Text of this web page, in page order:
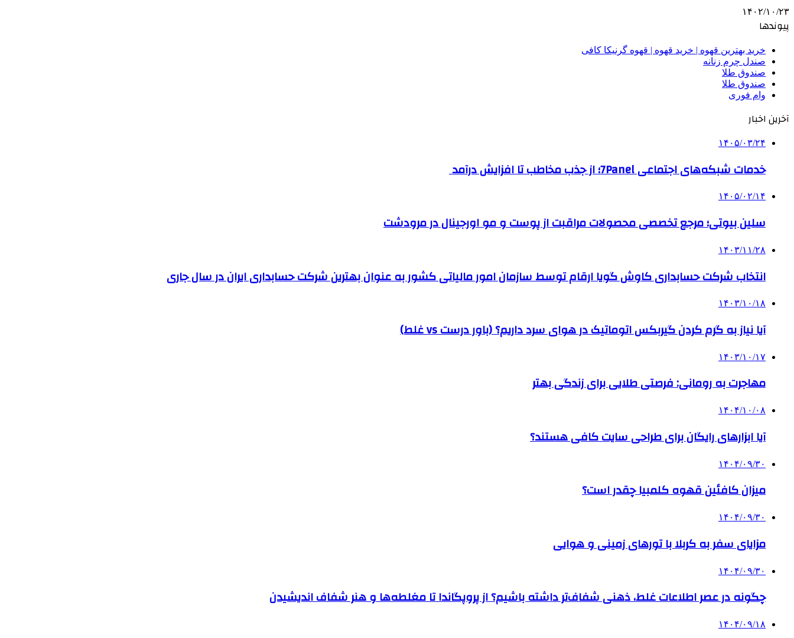
۱۴۰۲/۱۰/۲۳
پیوندها
خرید بهترین قهوه | خرید قهوه | قهوه گرنیکا کافی
صندل چرم زنانه
صندوق طلا
صندوق طلا
وام فوری
آخرین اخبار
۱۴۰۵/۰۳/۲۴
خدمات شبکه‌های اجتماعی 7Panel؛ از جذب مخاطب تا افزایش درآمد
۱۴۰۵/۰۲/۱۴
سلین بیوتی؛ مرجع تخصصی محصولات مراقبت از پوست و مو اورجینال در مرودشت
۱۴۰۳/۱۱/۲۸
انتخاب شرکت حسابداری کاوش گویا ارقام توسط سازمان امور مالیاتی کشور به عنوان بهترین شرکت حسابداری ایران در سال جاری
۱۴۰۳/۱۰/۱۸
آیا نیاز به گرم کردن گیربکس اتوماتیک در هوای سرد داریم؟ (باور درست vs غلط)
۱۴۰۳/۱۰/۱۷
مهاجرت به رومانی: فرصتی طلایی برای زندگی بهتر
۱۴۰۴/۱۰/۰۸
آیا ابزارهای رایگان برای طراحی سایت کافی هستند؟
۱۴۰۴/۰۹/۳۰
میزان کافئین قهوه کلمبیا چقدر است؟
۱۴۰۴/۰۹/۳۰
مزایای سفر به کربلا با تورهای زمینی و هوایی
۱۴۰۴/۰۹/۳۰
چگونه در عصر اطلاعات غلط، ذهنی شفاف‌تر داشته باشیم؟ از پروپگاندا تا مغلطه‌ها و هنر شفاف اندیشیدن
۱۴۰۴/۰۹/۱۸